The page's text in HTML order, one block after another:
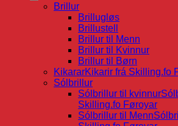
Brillur
Brillugløs
Brillustell
Brillur til Menn
Brillur til Kvinnur
Brillur til Børn
KikararKikarir frá Skilling.fo
Sólbrillur
Sólbrillur til kvinnur
Skilling.fo Føroyar
Sólbrillur til Menn